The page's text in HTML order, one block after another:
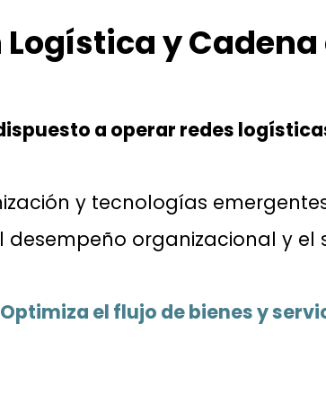
y
a operar redes
y tecnologías
desempeño organizacional y el
el flujo de bienes y